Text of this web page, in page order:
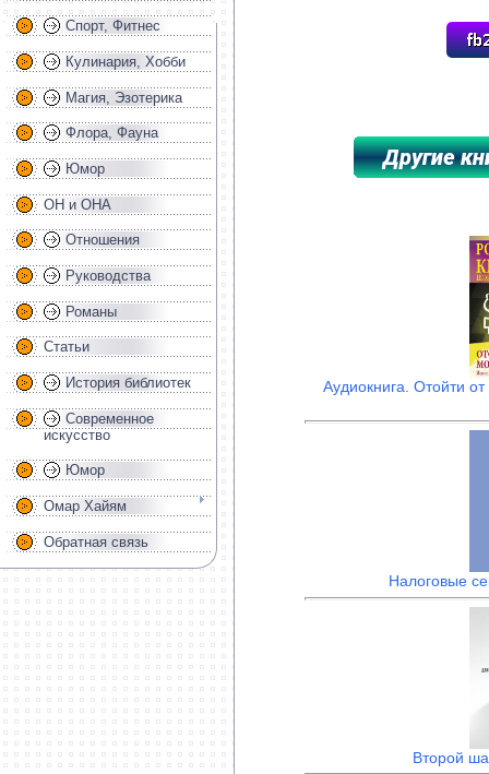
Спорт, Фитнес
Кулинария, Хобби
Магия, Эзотерика
Флора, Фауна
Юмор
ОН и ОНА
Отношения
Руководства
Романы
Статьи
История библиотек
Современное
искусство
Юмор
Омар Хайям
Обратная связь
Аудиокнига. Отойти
Налоговые
Второй